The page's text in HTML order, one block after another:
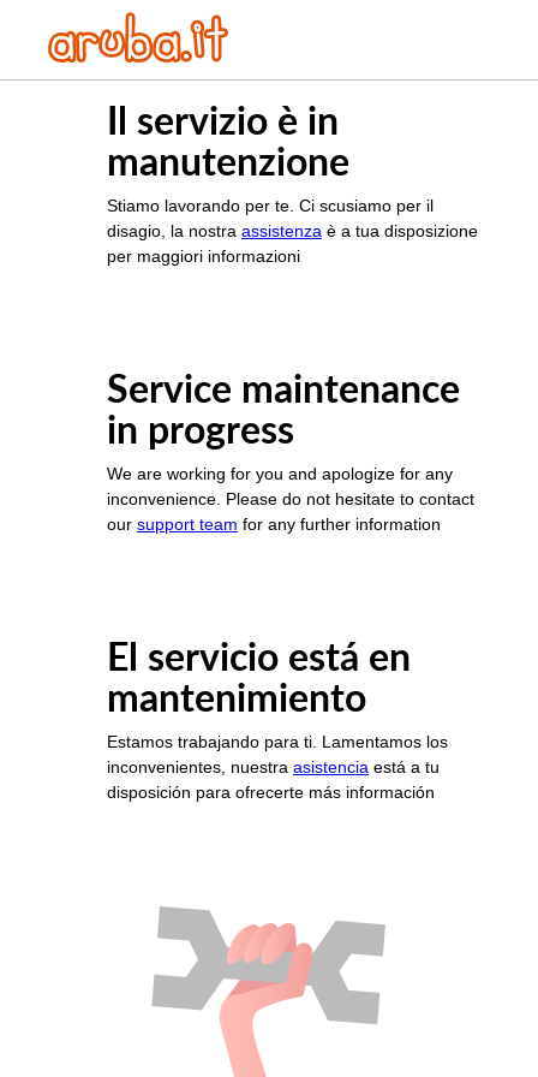
Il servizio è in
manutenzione
Stiamo lavorando per te. Ci scusiamo per il
disagio, la nostra assistenza è a tua disposizione
per maggiori informazioni
Service maintenance
in progress
We are working for you and apologize for any
inconvenience. Please do not hesitate to contact
our support team for any further information
El servicio está en
mantenimiento
Estamos trabajando para ti. Lamentamos los
inconvenientes, nuestra asistencia está a tu
disposición para ofrecerte más información